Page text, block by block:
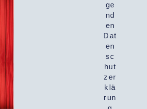
ge
nd
en
Dat
en
sc
hut
zer
klä
run